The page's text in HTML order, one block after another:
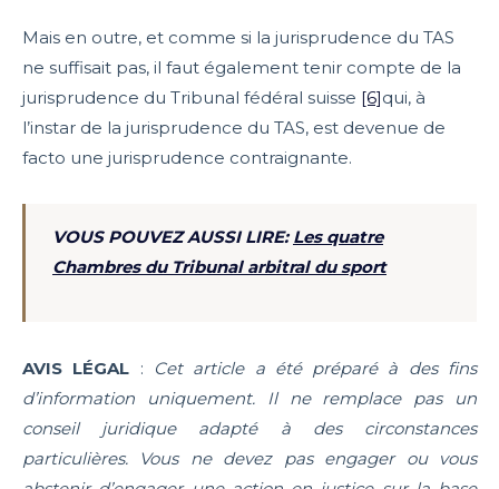
Mais en outre, et comme si la jurisprudence du TAS
ne suffisait pas, il faut également tenir compte de la
jurisprudence du Tribunal fédéral suisse [6]qui, à
l’instar de la jurisprudence du TAS, est devenue de
facto une jurisprudence contraignante.
VOUS POUVEZ AUSSI LIRE: Les quatre
Chambres du Tribunal arbitral du sport
AVIS LÉGAL :
Cet article a été préparé à des fins
d’information uniquement. Il ne remplace pas un
conseil juridique adapté à des circonstances
particulières. Vous ne devez pas engager ou vous